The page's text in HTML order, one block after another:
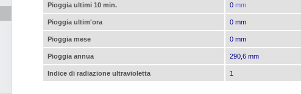
Pioggia ultimi 10 min. 0 mm
Pioggia ultim'ora 0 mm
Pioggia mese 0 mm
Pioggia annua 290,6 mm
Indice di radiazione ultravioletta 1